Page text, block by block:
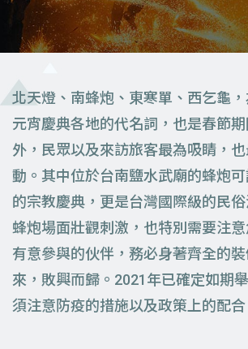
北天燈、南蜂炮、東寒單、西乞龜
元宵慶典各地的代名詞，也是春節
外，民眾以及來訪旅客最為吸睛，
動。其中位於台南鹽水武廟的蜂炮
的宗教慶典，更是台灣國際級的民
蜂炮場面壯觀刺激，也特別需要注
有意參與的伙伴，務必身著齊全的
來，敗興而歸。2021年已確定如期
須注意防疫的措施以及政策上的配合